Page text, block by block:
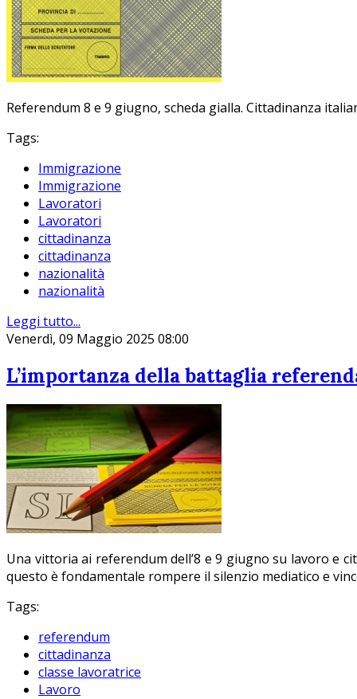
Referendum 8 e 9 giugno, scheda gialla. Cittadinanza
Tags:
Immigrazione
Immigrazione
Lavoratori
Lavoratori
cittadinanza
cittadinanza
nazionalità
nazionalità
Leggi tutto...
Venerdì, 09 Maggio 2025 08:00
L’importanza della battaglia
Una vittoria ai referendum dell’8 e 9 giugno su lavoro e
questo è fondamentale rompere il silenzio mediatico e
Tags:
referendum
cittadinanza
classe lavoratrice
Lavoro